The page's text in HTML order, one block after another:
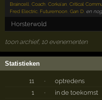
Braincell ,Coach ,Corka'an ,Critical
Fred Electric Futuremoon ,Gan D en
Horsterwold
toon archief, 10 evenementen
Statistieken
11 ·
optredens
1
·
in de toekomst